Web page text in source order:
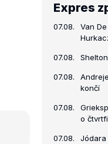
Expres
07.08.
Van
07.08.
07.08.
končí
07.08.
o
07.08.
Jódara